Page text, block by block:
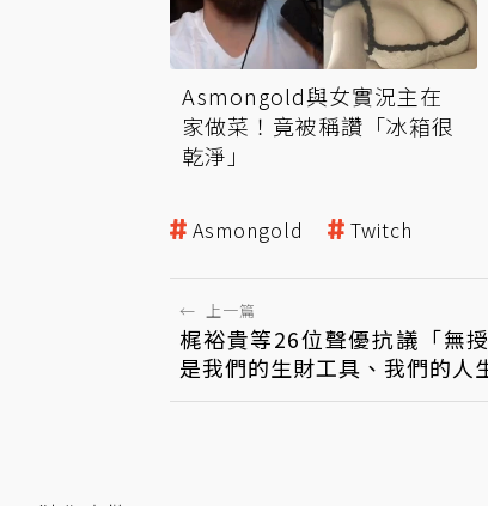
Asmongold與女實況主在
家做菜！竟被稱讚「冰箱很
乾淨」
Asmongold Twitch
← 上一篇
梶裕貴等26位聲優抗議「無
是我們的生財工具、我們的人